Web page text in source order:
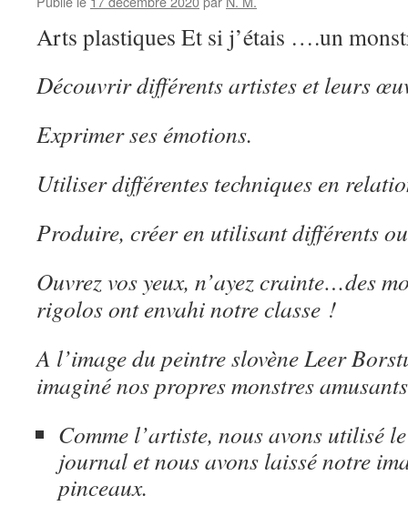
Arts plastiques Et si j’étais ….un
Découvrir différents artistes et leurs
Exprimer ses émotions.
Utiliser différentes techniques en
Produire, créer en utilisant différents
Ouvrez vos yeux, n’ayez crainte…des
rigolos ont envahi notre classe !
A l’image du peintre slovène Leer
imaginé nos propres monstres
Comme l’artiste, nous avons utilisé
journal et nous avons laissé notre
pinceaux.